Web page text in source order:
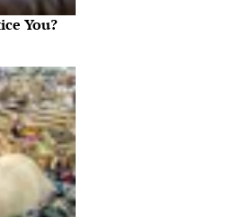
You?